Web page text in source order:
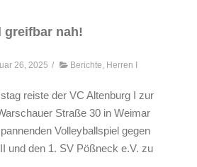
greifbar nah!
26, 2025 / Berichte Herren I
reiste der VC Altenburg I zur
Straße 30 in Weimar
Volleyballspiel gegen
und den 1. SV Pößneck e.V. zu